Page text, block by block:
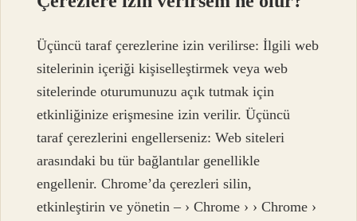
Üçüncü taraf çerezlerine izin verilirse: İlgili web
sitelerinin içeriği kişiselleştirmek veya web
sitelerinde oturumunuzu açık tutmak için
etkinliğinize erişmesine izin verilir. Üçüncü
taraf çerezlerini engellerseniz: Web siteleri
arasındaki bu tür bağlantılar genellikle
engellenir. Chrome’da çerezleri silin,
etkinleştirin ve yönetin – › Chrome › › Chrome ›